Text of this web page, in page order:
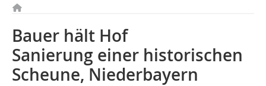
Bauer hält Hof
Sanierung einer historischen
Scheune, Niederbayern